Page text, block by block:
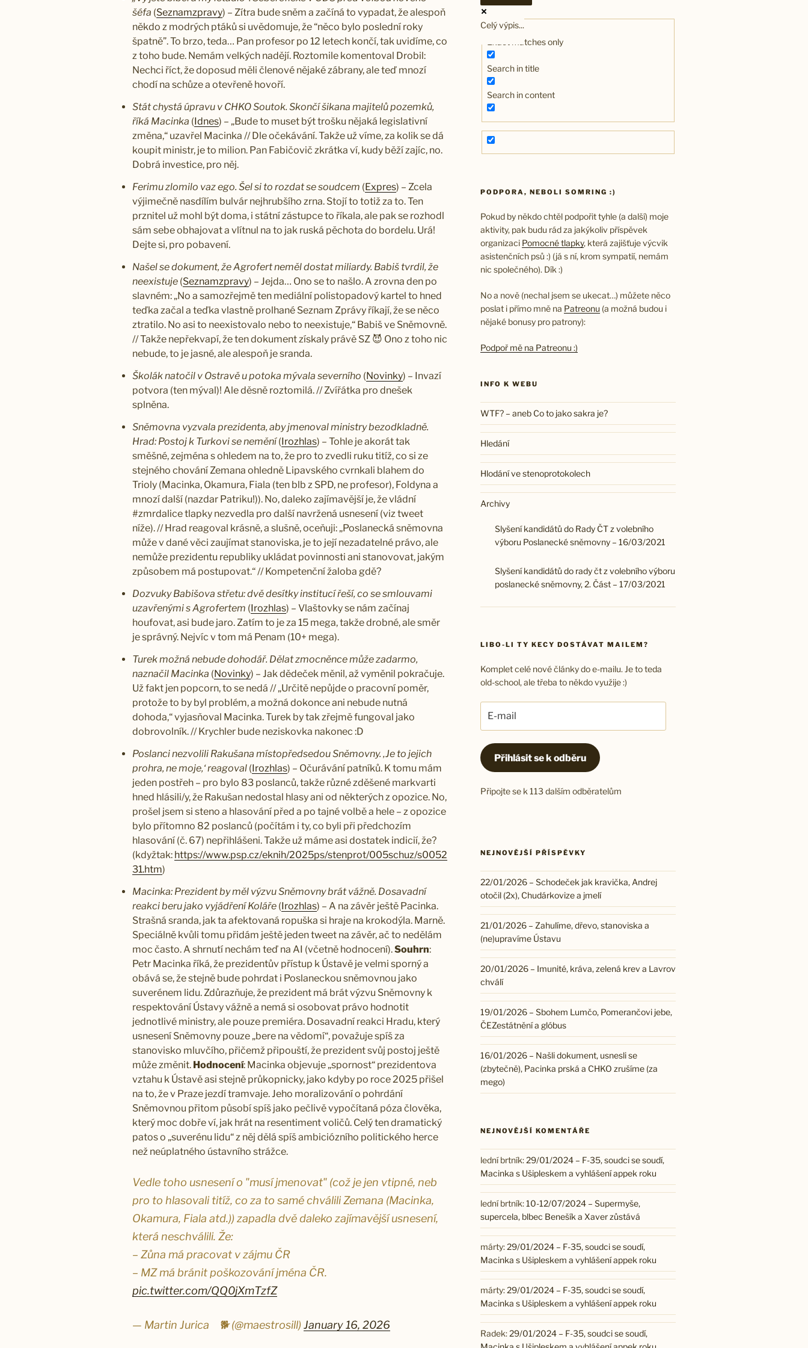
šéfa (Seznamzpravy) – Zítra bude sněm a začíná to vypadat, že alespoň
někdo z modrých ptáků si uvědomuje, že “něco bylo poslední roky
špatně”. To brzo, teda… Pan profesor po 12 letech končí, tak uvidíme, co
z toho bude. Nemám velkých nadějí. Roztomile komentoval Drobil:
Nechci říct, že doposud měli členové nějaké zábrany, ale teď mnozí
chodí na schůze a otevřeně hovoří.
Stát chystá úpravu v CHKO Soutok. Skončí šikana majitelů pozemků,
říká Macinka (Idnes) – „Bude to muset být trošku nějaká legislativní
změna,“ uzavřel Macinka // Dle očekávání. Takže už víme, za kolik se dá
koupit ministr, je to milion. Pan Fabičovič zkrátka ví, kudy běží zajíc, no.
Dobrá investice, pro něj.
Ferimu zlomilo vaz ego. Šel si to rozdat se soudcem (Expres) – Zcela
výjimečně nasdílím bulvár nejhrubšího zrna. Stojí to totiž za to. Ten
prznitel už mohl být doma, i státní zástupce to říkala, ale pak se rozhodl
sám sebe obhajovat a vlítnul na to jak ruská pěchota do bordelu. Urá!
Dejte si, pro pobavení.
Našel se dokument, že Agrofert neměl dostat miliardy. Babiš tvrdil, že
neexistuje (Seznamzpravy) – Jejda… Ono se to našlo. A zrovna den po
slavném: „No a samozřejmě ten mediální polistopadový kartel to hned
teďka začal a teďka vlastně prolhané Seznam Zprávy říkají, že se něco
ztratilo. No asi to neexistovalo nebo to neexistuje,“ Babiš ve Sněmovně.
// Takže nepřekvapí, že ten dokument získaly právě SZ 😈 Ono z toho nic
nebude, to je jasné, ale alespoň je sranda.
Školák natočil v Ostravě u potoka mývala severního (Novinky) – Invazí
potvora (ten mýval)! Ale děsně roztomilá. // Zvířátka pro dnešek
splněna.
Sněmovna vyzvala prezidenta, aby jmenoval ministry bezodkladně.
Hrad: Postoj k Turkovi se nemění(Irozhlas) – Tohle je akorát tak
směšné, zejména s ohledem na to, že pro to zvedli ruku titíž, co si ze
stejného chování Zemana ohledně Lipavského cvrnkali blahem do
Trioly (Macinka, Okamura, Fiala (ten blb z SPD, ne profesor), Foldyna a
mnozí další (nazdar Patriku!)). No, daleko zajímavější je, že vládní
#zmrdalice tlapky nezvedla pro další navržená usnesení (viz tweet
níže). // Hrad reagoval krásně, a slušně, oceňuji: „Poslanecká sněmovna
může v dané věci zaujímat stanoviska, je to její nezadatelné právo, ale
nemůže prezidentu republiky ukládat povinnosti ani stanovovat, jakým
způsobem má postupovat.“ // Kompetenční žaloba gdě?
Dozvuky Babišova střetu: dvě desítky institucí řeší, co se smlouvami
uzavřenými s Agrofertem (Irozhlas) – Vlaštovky se nám začínaj
houfovat, asi bude jaro. Zatím to je za 15 mega, takže drobné, ale směr
je správný. Nejvíc v tom má Penam (10+ mega).
Turek možná nebude dohodář. Dělat zmocněnce může zadarmo,
naznačil Macinka (Novinky) – Jak dědeček měnil, až vyměnil pokračuje.
Už fakt jen popcorn, to se nedá // „Určitě nepůjde o pracovní poměr,
protože to by byl problém, a možná dokonce ani nebude nutná
dohoda,“ vyjasňoval Macinka. Turek by tak zřejmě fungoval jako
dobrovolník. // Krychler bude neziskovka nakonec :D
Poslanci nezvolili Rakušana místopředsedou Sněmovny. ‚Je to jejich
prohra, ne moje,‘ reagoval (Irozhlas) – Očurávání patníků. K tomu mám
jeden postřeh – pro bylo 83 poslanců, takže různé zděšené markvarti
hned hlásili/y, že Rakušan nedostal hlasy ani od některých z opozice. No,
prošel jsem si steno a hlasování před a po tajné volbě a hele – z opozice
bylo přítomno 82 poslanců (počítám i ty, co byli při předchozím
hlasování (č. 67) nepřihlášeni. Takže už máme asi dostatek indicií, že?
(kdyžtak: https://www.psp.cz/eknih/2025ps/stenprot/005schuz/s0052
31.htm)
Macinka: Prezident by měl výzvu Sněmovny brát vážně. Dosavadní
reakci beru jako vyjádření Koláře (Irozhlas) – A na závěr ještě Pacinka.
Strašná sranda, jak ta afektovaná ropuška si hraje na krokodýla. Marně.
Speciálně kvůli tomu přidám ještě jeden tweet na závěr, ač to nedělám
moc často. A shrnutí nechám teď na AI (včetně hodnocení).Souhrn:
Petr Macinka říká, že prezidentův přístup k Ústavě je velmi sporný a
obává se, že stejně bude pohrdat i Poslaneckou sněmovnou jako
suverénem lidu. Zdůrazňuje, že prezident má brát výzvu Sněmovny k
respektování Ústavy vážně a nemá si osobovat právo hodnotit
jednotlivé ministry, ale pouze premiéra. Dosavadní reakci Hradu, který
usnesení Sněmovny pouze „bere na vědomí“, považuje spíš za
stanovisko mluvčího, přičemž připouští, že prezident svůj postoj ještě
může změnit. Hodnocení: Macinka objevuje „spornost“ prezidentova
vztahu k Ústavě asi stejně průkopnicky, jako kdyby po roce 2025 přišel
na to, že v Praze jezdí tramvaje. Jeho moralizování o pohrdání
Sněmovnou přitom působí spíš jako pečlivě vypočítaná póza člověka,
který moc dobře ví, jak hrát na resentiment voličů. Celý ten dramatický
patos o „suverénu lidu“ z něj dělá spíš ambiciózního politického herce
než neúplatného ústavního strážce.
Vedle toho usnesení o "musí jmenovat" (což je jen vtipné, neb
pro to hlasovali titíž, co za to samé chválili Zemana (Macinka,
Okamura, Fiala atd.)) zapadla dvě daleko zajímavější usnesení,
která neschválili. Že:
– Zůna má pracovat v zájmu ČR
– MZ má bránit poškozování jména ČR.
pic.twitter.com/QQ0jXmTzfZ
— Martin Jurica ​ ​ ​ 🐕 (@maestrosill) January 16, 2026
Celý výpis...
Exact matches only
Search in title
Search in content
PODPORA, NEBOLI SOMRING :)
Pokud by někdo chtěl podpořit tyhle (a další) moje
aktivity, pak budu rád za jakýkoliv příspěvek
organizaci Pomocné tlapky, která zajišťuje výcvik
asistenčních psů :) (já s ní, krom sympatií, nemám
nic společného). Dík :)
No a nově (nechal jsem se ukecat…) můžete něco
poslat i přímo mně na Patreonu (a možná budou i
nějaké bonusy pro patrony):
Podpoř mě na Patreonu :)
INFO K WEBU
WTF? – aneb Co to jako sakra je?
Hledání
Hlodání ve stenoprotokolech
Archivy
Slyšení kandidátů do Rady ČT z volebního
výboru Poslanecké sněmovny – 16/03/2021
Slyšení kandidátů do rady čt z volebního výboru
poslanecké sněmovny, 2. Část – 17/03/2021
LIBO-LI TY KECY DOSTÁVAT MAILEM?
Komplet celé nové články do e-mailu. Je to teda
old-school, ale třeba to někdo využije :)
mail
Přihlásit se k odběru
Připojte se k 113 dalším odběratelům
NEJNOVĚJŠÍ PŘÍSPĚVKY
22/01/2026 – Schodeček jak kravička, Andrej
otočil (2x), Chudárkovize a jmelí
21/01/2026 – Zahulíme, dřevo, stanoviska a
(ne)upravíme Ústavu
20/01/2026 – Imunité, kráva, zelená krev a Lavrov
chválí
19/01/2026 – Sbohem Lumčo, Pomerančovi jebe,
ČEZestátnění a glóbus
16/01/2026 – Našli dokument, usnesli se
(zbytečně), Pacinka prská a CHKO zrušíme (za
mego)
NEJNOVĚJŠÍ KOMENTÁŘE
lední brtník:29/01/2024 – F-35, soudci se soudí,
Macinka s Ušipleskem a vyhlášení appek roku
lední brtník:10-12/07/2024 – Supermyše,
supercela, blbec Benešík a Xaver zůstává
márty:29/01/2024 – F-35, soudci se soudí,
Macinka s Ušipleskem a vyhlášení appek roku
márty:29/01/2024 – F-35, soudci se soudí,
Macinka s Ušipleskem a vyhlášení appek roku
Radek:29/01/2024 – F-35, soudci se soudí,